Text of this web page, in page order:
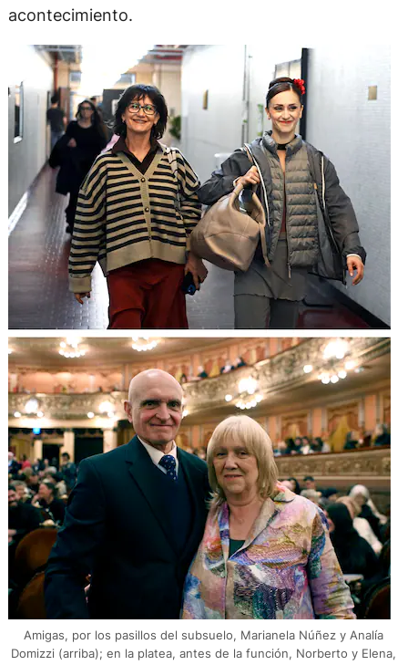
acontecimiento.
Amigas, por los pasillos del subsuelo, Marianela Núñez y Analía
Domizzi (arriba); en la platea, antes de la función, Norberto y Elena,